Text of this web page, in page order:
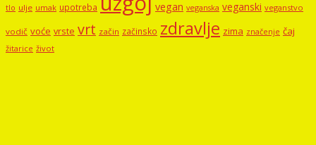
tlo ulje umak upotreba vegan veganska veganski veganstvo
vodič voće vrste vrt začin začinsko zdravlje zima značenje čaj
žitarice život